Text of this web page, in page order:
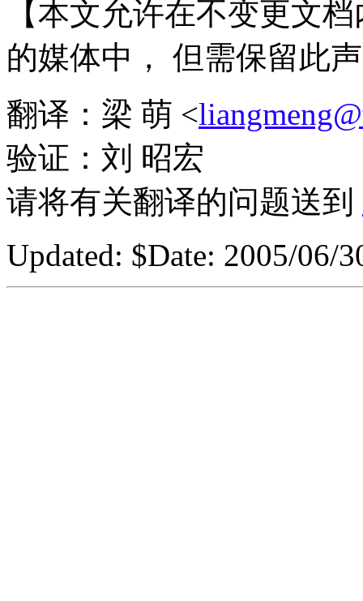
【本文允许在不变更文
的媒体中， 但需保留此
翻译：梁 萌 <
验证：刘 昭宏
请将有关翻译的问题送到
Updated: $Date: 2005/06/